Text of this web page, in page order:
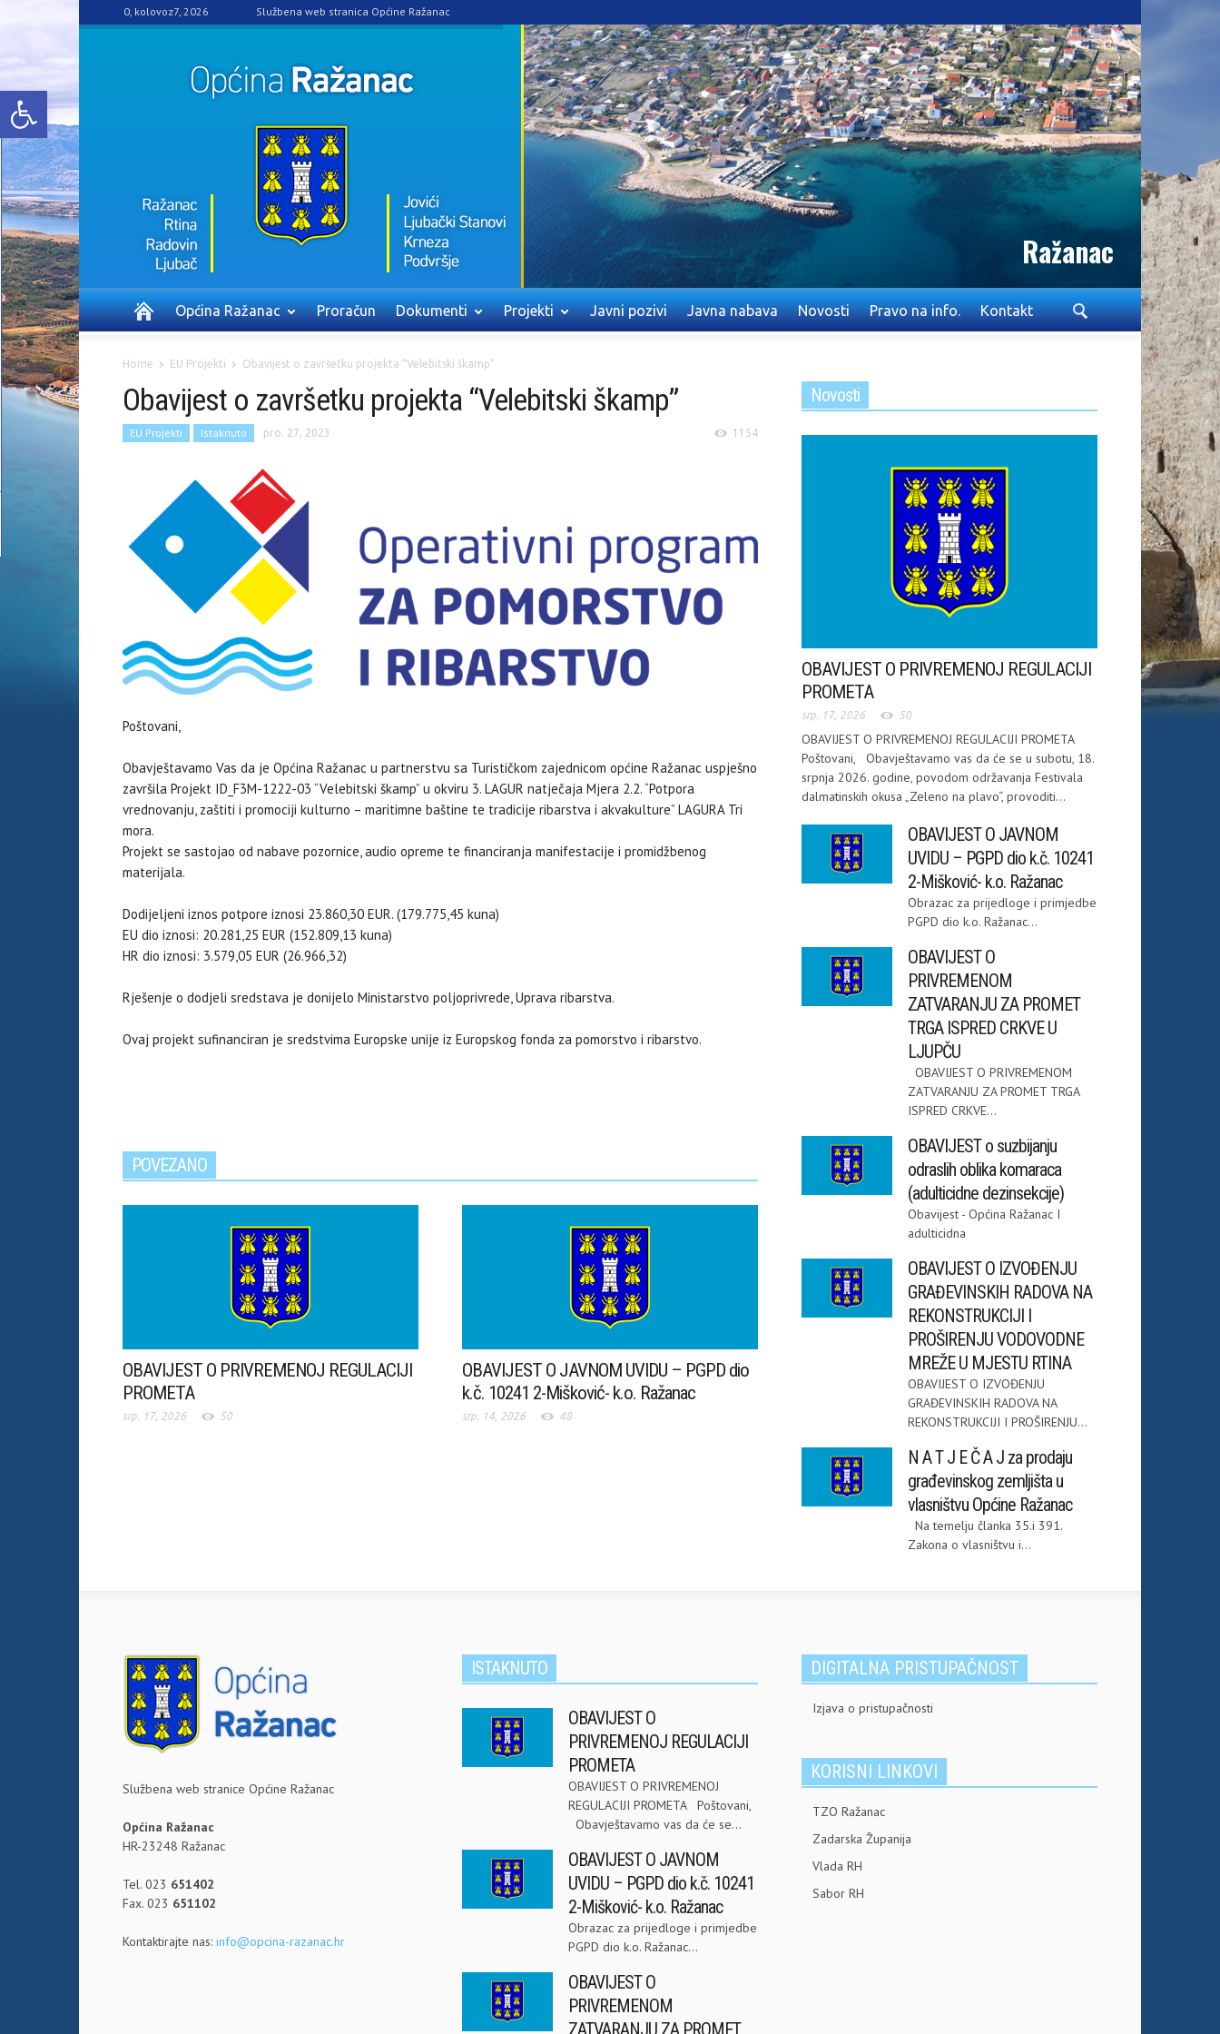
Open toolbar
0, kolovoz7, 2026 Službena web stranica Općine Ražanac
Ražanac
Općina Ražanac Proračun Dokumenti Projekti Javni pozivi Javna nabava Novosti Pravo na info. Kontakt
Home EU Projekti Obavijest o završetku projekta “Velebitski škamp”
Obavijest o završetku projekta “Velebitski škamp”
EU Projekti Istaknuto pro. 27, 2023 1154
Poštovani,
Obavještavamo Vas da je Općina Ražanac u partnerstvu sa Turističkom zajednicom općine Ražanac uspješno
završila Projekt ID_F3M-1222-03 “Velebitski škamp” u okviru 3. LAGUR natječaja Mjera 2.2. “Potpora
vrednovanju, zaštiti i promociji kulturno – maritimne baštine te tradicije ribarstva i akvakulture” LAGURA Tri
mora.
Projekt se sastojao od nabave pozornice, audio opreme te financiranja manifestacije i promidžbenog
materijala.
Dodijeljeni iznos potpore iznosi 23.860,30 EUR. (179.775,45 kuna)
EU dio iznosi: 20.281,25 EUR (152.809,13 kuna)
HR dio iznosi: 3.579,05 EUR (26.966,32)
Rješenje o dodjeli sredstava je donijelo Ministarstvo poljoprivrede, Uprava ribarstva.
Ovaj projekt sufinanciran je sredstvima Europske unije iz Europskog fonda za pomorstvo i ribarstvo.
POVEZANO
OBAVIJEST O PRIVREMENOJ REGULACIJI
PROMETA
srp. 17, 2026 50
OBAVIJEST O JAVNOM UVIDU – PGPD dio
k.č. 10241 2-Mišković- k.o. Ražanac
srp. 14, 2026 48
Novosti
OBAVIJEST O PRIVREMENOJ REGULACIJI
PROMETA
srp. 17, 2026 50
OBAVIJEST O PRIVREMENOJ REGULACIJI PROMETA
Poštovani, Obavještavamo vas da će se u subotu, 18.
srpnja 2026. godine, povodom održavanja Festivala
dalmatinskih okusa „Zeleno na plavo“, provoditi...
OBAVIJEST O JAVNOM
UVIDU – PGPD dio k.č. 10241
2-Mišković- k.o. Ražanac
Obrazac za prijedloge i primjedbe
PGPD dio k.o. Ražanac...
OBAVIJEST O
PRIVREMENOM
ZATVARANJU ZA PROMET
TRGA ISPRED CRKVE U
LJUPČU
OBAVIJEST O PRIVREMENOM
ZATVARANJU ZA PROMET TRGA
ISPRED CRKVE...
OBAVIJEST o suzbijanju
odraslih oblika komaraca
(adulticidne dezinsekcije)
Obavijest - Općina Ražanac I
adulticidna
OBAVIJEST O IZVOĐENJU
GRAĐEVINSKIH RADOVA NA
REKONSTRUKCIJI I
PROŠIRENJU VODOVODNE
MREŽE U MJESTU RTINA
OBAVIJEST O IZVOĐENJU
GRAĐEVINSKIH RADOVA NA
REKONSTRUKCIJI I PROŠIRENJU...
N A T J E Č A J za prodaju
građevinskog zemljišta u
vlasništvu Općine Ražanac
Na temelju članka 35.i 391.
Zakona o vlasništvu i...
Službena web stranice Općine Ražanac
Općina Ražanac
HR-23248 Ražanac
Tel. 023 651402
Fax. 023 651102
Kontaktirajte nas: info@opcina-razanac.hr
ISTAKNUTO
OBAVIJEST O
PRIVREMENOJ REGULACIJI
PROMETA
OBAVIJEST O PRIVREMENOJ
REGULACIJI PROMETA Poštovani,
Obavještavamo vas da će se...
OBAVIJEST O JAVNOM
UVIDU – PGPD dio k.č. 10241
2-Mišković- k.o. Ražanac
Obrazac za prijedloge i primjedbe
PGPD dio k.o. Ražanac...
OBAVIJEST O
PRIVREMENOM
ZATVARANJU ZA PROMET
DIGITALNA PRISTUPAČNOST
Izjava o pristupačnosti
KORISNI LINKOVI
TZO Ražanac
Zadarska Županija
Vlada RH
Sabor RH